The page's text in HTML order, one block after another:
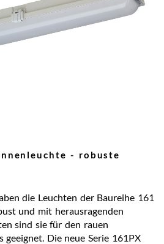
- robuste
die Leuchten der Baureihe 161
und mit herausragenden
sind sie für den rauen
geeignet. Die neue Serie 161PX